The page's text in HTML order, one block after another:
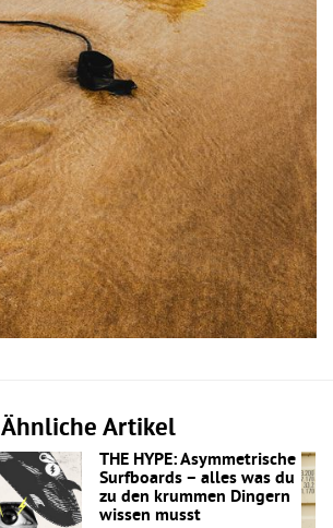
Ähnliche Artikel
THE HYPE: Asymmetrische
Surfboards – alles was du
zu den krummen Dingern
wissen musst